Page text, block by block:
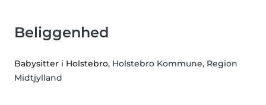
Beliggenhed
Babysitter i Holstebro, Holstebro Kommune, Region
Midtjylland